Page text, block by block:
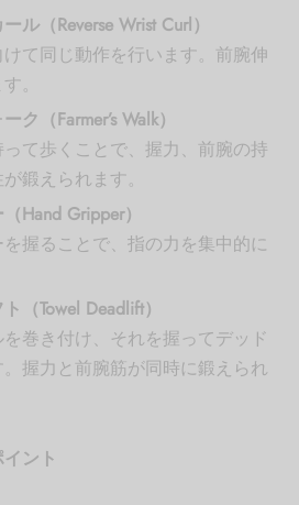
ル（Reverse Wrist Curl）
て同じ動作を行います。前腕伸
。
ク（Farmer’s Walk）
て歩くことで、握力、前腕の持
鍛えられます。
Hand Gripper）
握ることで、指の力を集中的に
（Towel Deadlift）
巻き付け、それを握ってデッド
握力と前腕筋が同時に鍛えられ
ント